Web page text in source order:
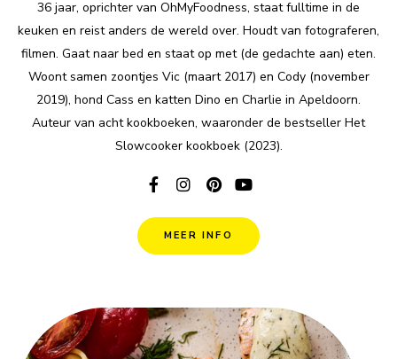
36 jaar, oprichter van OhMyFoodness, staat fulltime in de
keuken en reist anders de wereld over. Houdt van fotograferen,
filmen. Gaat naar bed en staat op met (de gedachte aan) eten.
Woont samen zoontjes Vic (maart 2017) en Cody (november
2019), hond Cass en katten Dino en Charlie in Apeldoorn.
Auteur van acht kookboeken, waaronder de bestseller Het
Slowcooker kookboek (2023).
MEER INFO